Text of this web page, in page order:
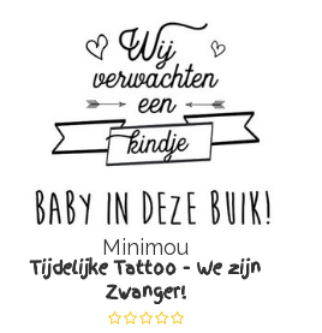
Minimou
Tijdelijke Tattoo - We zijn
Zwanger!